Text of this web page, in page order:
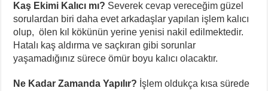
Kaş Ekimi Kalıcı mı? Severek cevap vereceğim güzel
sorulardan biri daha evet arkadaşlar yapılan işlem kalıcı
olup, ölen kıl kökünün yerine yenisi nakil edilmektedir.
Hatalı kaş aldırma ve saçkıran gibi sorunlar
yaşamadığınız sürece ömür boyu kalıcı olacaktır.
Ne Kadar Zamanda Yapılır? İşlem oldukça kısa sürede